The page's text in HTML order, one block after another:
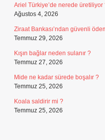
Ariel Türkiye’de nerede üretiliyor
Ağustos 4, 2026
Ziraat Bankası’ndan güvenli
Temmuz 29, 2026
Kışın bağlar neden sulanır ?
Temmuz 27, 2026
Mide ne kadar sürede boşalır ?
Temmuz 25, 2026
Koala saldirir mi ?
Temmuz 25, 2026